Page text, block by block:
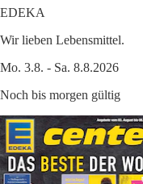
EDEKA
Wir lieben Lebensmittel.
Mo. 3.8. - Sa. 8.8.2026
Noch bis morgen gültig